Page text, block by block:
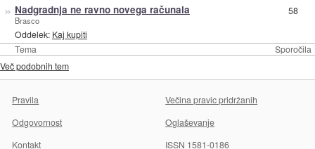
Tema Sporočila
» Nadgradnja ne ravno novega računala
Brasco
Oddelek: Kaj kupiti
58
Več podobnih tem
Pravila
Večina pravic pridržanih
Odgovornost
Oglaševanje
Kontakt
ISSN 1581-0186